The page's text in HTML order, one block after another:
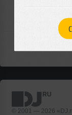
© 2001 — 2026